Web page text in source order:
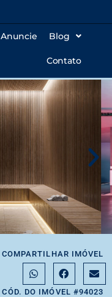
Anuncie Blog
Contato
COMPARTILHAR IMÓVEL
CÓD. DO IMÓVEL #94023